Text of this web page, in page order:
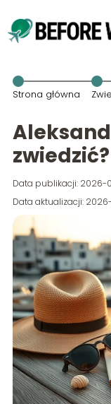
Strona główna
zwiedzić?
Data publikacji: 2026-
Data aktualizacji: